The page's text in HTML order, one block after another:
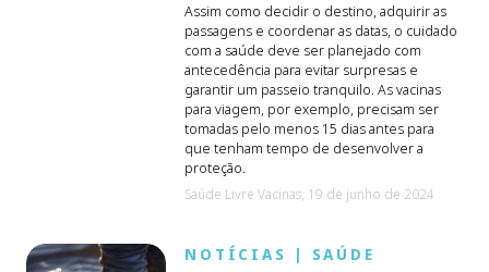
Assim como decidir o destino, adquirir as
passagens e coordenar as datas, o cuidado
com a saúde deve ser planejado com
antecedência para evitar surpresas e
garantir um passeio tranquilo. As vacinas
para viagem, por exemplo, precisam ser
tomadas pelo menos 15 dias antes para
que tenham tempo de desenvolver a
proteção.
Saúde Livre Vacinas, 19 de junho de 2024
NOTÍCIAS | SAÚDE